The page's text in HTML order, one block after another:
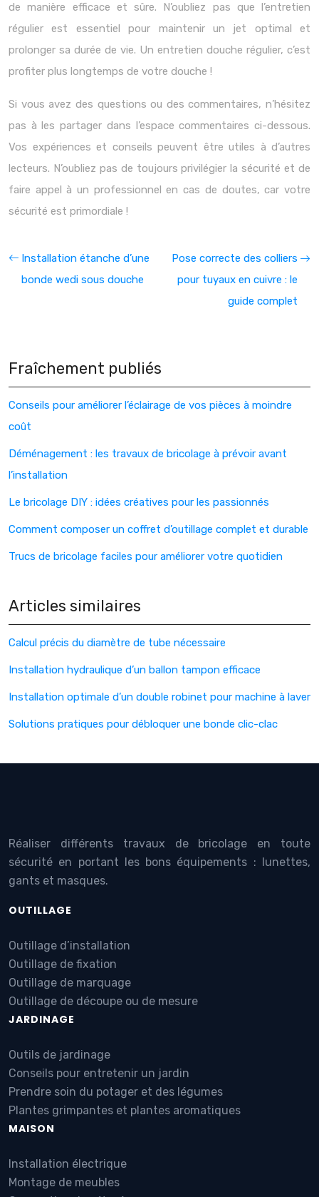
de manière efficace et sûre. N’oubliez pas que l’entretien
régulier est essentiel pour maintenir un jet optimal et
prolonger sa durée de vie. Un entretien douche régulier, c’est
profiter plus longtemps de votre douche !
Si vous avez des questions ou des commentaires, n’hésitez
pas à les partager dans l’espace commentaires ci-dessous.
Vos expériences et conseils peuvent être utiles à d’autres
lecteurs. N’oubliez pas de toujours privilégier la sécurité et de
faire appel à un professionnel en cas de doutes, car votre
sécurité est primordiale !
Installation étanche d’une
bonde wedi sous douche
Pose correcte des colliers
pour tuyaux en cuivre : le
guide complet
Fraîchement publiés
Conseils pour améliorer l’éclairage de vos pièces à moindre
coût
Déménagement : les travaux de bricolage à prévoir avant
l’installation
Le bricolage DIY : idées créatives pour les passionnés
Comment composer un coffret d’outillage complet et durable
Trucs de bricolage faciles pour améliorer votre quotidien
Articles similaires
Calcul précis du diamètre de tube nécessaire
Installation hydraulique d’un ballon tampon efficace
Installation optimale d’un double robinet pour machine à laver
Solutions pratiques pour débloquer une bonde clic-clac
Réaliser différents travaux de bricolage en toute
sécurité en portant les bons équipements : lunettes,
gants et masques.
OUTILLAGE
Outillage d’installation
Outillage de fixation
Outillage de marquage
Outillage de découpe ou de mesure
JARDINAGE
Outils de jardinage
Conseils pour entretenir un jardin
Prendre soin du potager et des légumes
Plantes grimpantes et plantes aromatiques
MAISON
Installation électrique
Montage de meubles